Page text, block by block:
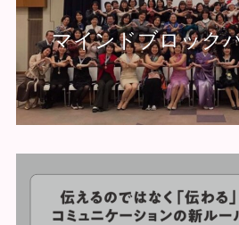
マインドブロック